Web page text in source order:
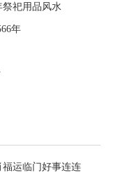
祀用品风水
年
福运临门好事连连